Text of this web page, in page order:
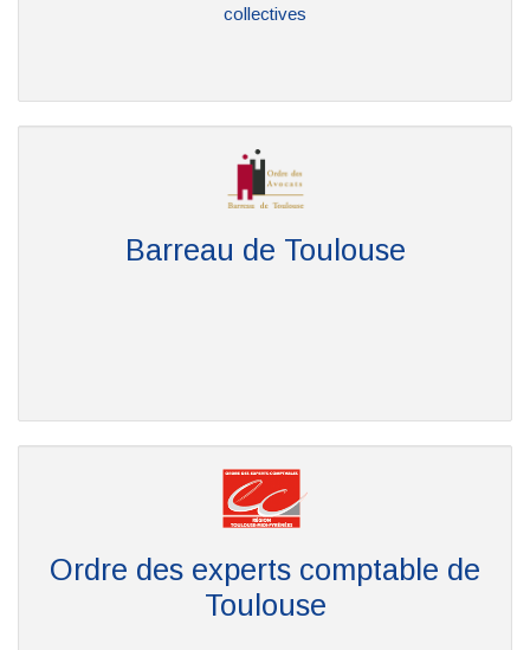
collectives
Barreau de Toulouse
Ordre des experts comptable de
Toulouse